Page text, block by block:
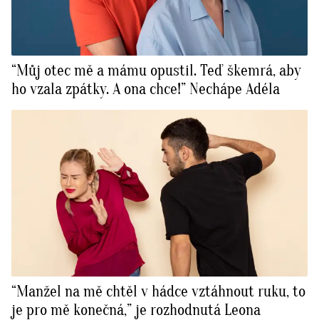
“Můj otec mě a mámu opustil. Teď škemrá, aby
ho vzala zpátky. A ona chce!” Nechápe Adéla
“Manžel na mě chtěl v hádce vztáhnout ruku, to
je pro mě konečná,” je rozhodnutá Leona